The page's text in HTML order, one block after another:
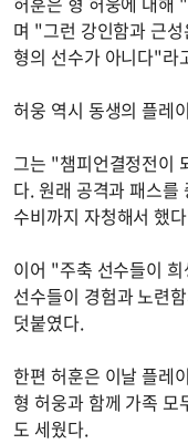
며 "그런 강인함과 근
형의 선수가 아니다"라
허웅 역시 동생의 플레
그는 "챔피언결정전이
다. 원래 공격과 패스를
수비까지 자청해서 했
이어 "주축 선수들이
선수들이 경험과 노련
덧붙였다.
한편 허훈은 이날 플레
형 허웅과 함께 가족
도 세웠다.